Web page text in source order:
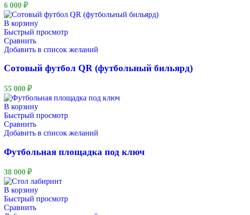
6 000 ₽
В корзину
Быстрый просмотр
Сравнить
Добавить в список желаний
Сотовый футбол QR (футбольный бильярд)
55 000 ₽
В корзину
Быстрый просмотр
Сравнить
Добавить в список желаний
Футбольная площадка под ключ
38 000 ₽
В корзину
Быстрый просмотр
Сравнить